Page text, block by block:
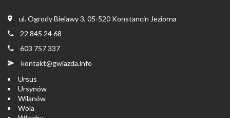
ul. Ogrody Bielawy 3, 05-520 Konstancin Jeziorna
22 845 24 68
603 757 337
kontakt@gwiazda.info
Ursus
Ursynów
Wilanów
Wola